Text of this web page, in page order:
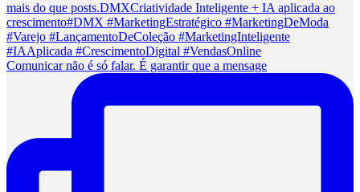
Comunicar não é só falar. É garantir que a mensage